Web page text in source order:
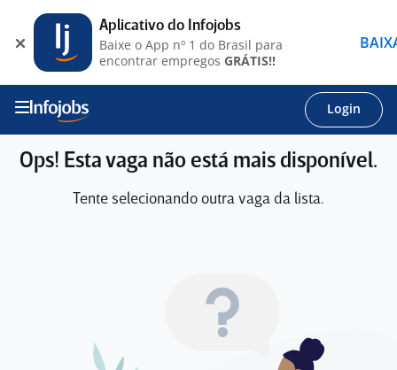
Login
Ops! Esta vaga não está mais disponível.
Tente selecionando outra vaga da lista.
Aplicativo do Infojobs
Baixe o App nº 1 do Brasil para
encontrar empregos GRÁTIS!!